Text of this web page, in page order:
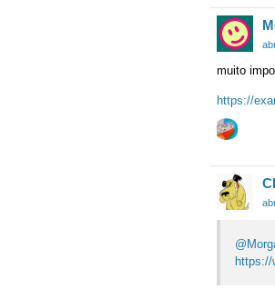
muito
https://
https://